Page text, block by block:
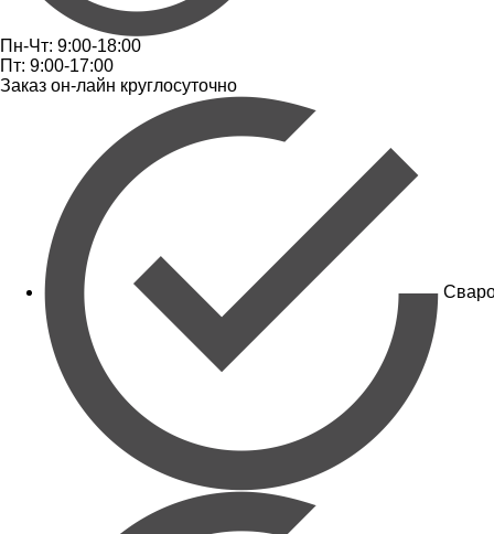
Пн-Чт: 9:00-18:00
Пт: 9:00-17:00
Заказ он-лайн круглосуточно